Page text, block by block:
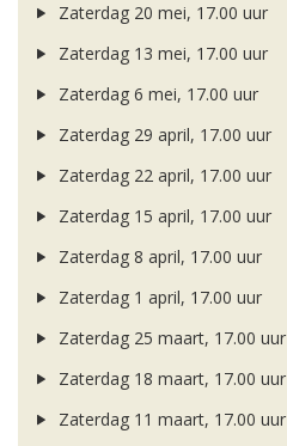
Zaterdag 20 mei, 17.00 uur
Zaterdag 13 mei, 17.00 uur
Zaterdag 6 mei, 17.00 uur
Zaterdag 29 april, 17.00 uur
Zaterdag 22 april, 17.00 uur
Zaterdag 15 april, 17.00 uur
Zaterdag 8 april, 17.00 uur
Zaterdag 1 april, 17.00 uur
Zaterdag 25 maart, 17.00 uur
Zaterdag 18 maart, 17.00 uur
Zaterdag 11 maart, 17.00 uur